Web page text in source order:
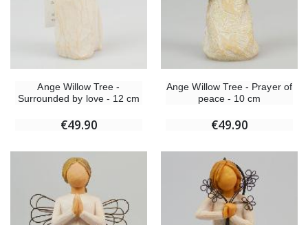
Ange Willow Tree -
Surrounded by love - 12 cm
€49.90
Ange Willow Tree - Prayer of
peace - 10 cm
€49.90